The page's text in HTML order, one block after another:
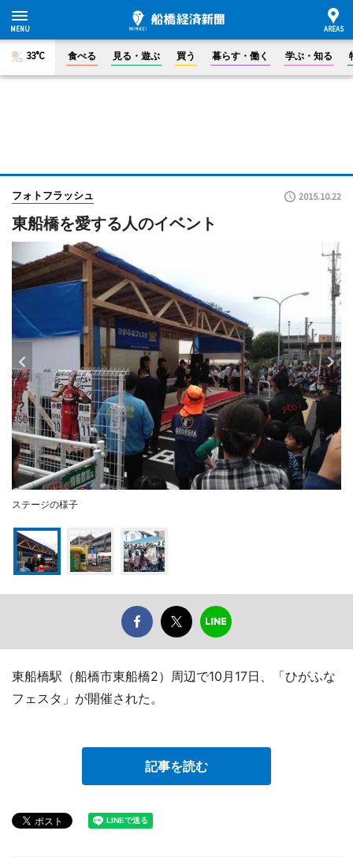
33°C 食べる 見る・遊ぶ 買う 暮らす・働く 学ぶ・知る
フォトフラッシュ 2015.10.22
東船橋を愛する人のイベント
ステージの様子
東船橋駅（船橋市東船橋2）周辺で10月17日、「ひがふな
フェスタ」が開催された。
記事を読む